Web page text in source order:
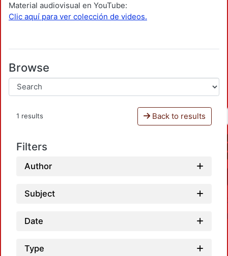
Material audiovisual en YouTube:
Clic aquí para ver colección de videos.
Browse
1 results Back to results
Filters
Author
Subject
Date
Type